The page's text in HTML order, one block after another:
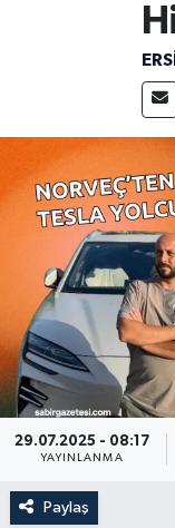
29.07.2025 - 08:17
YAYINLANMA
Paylaş